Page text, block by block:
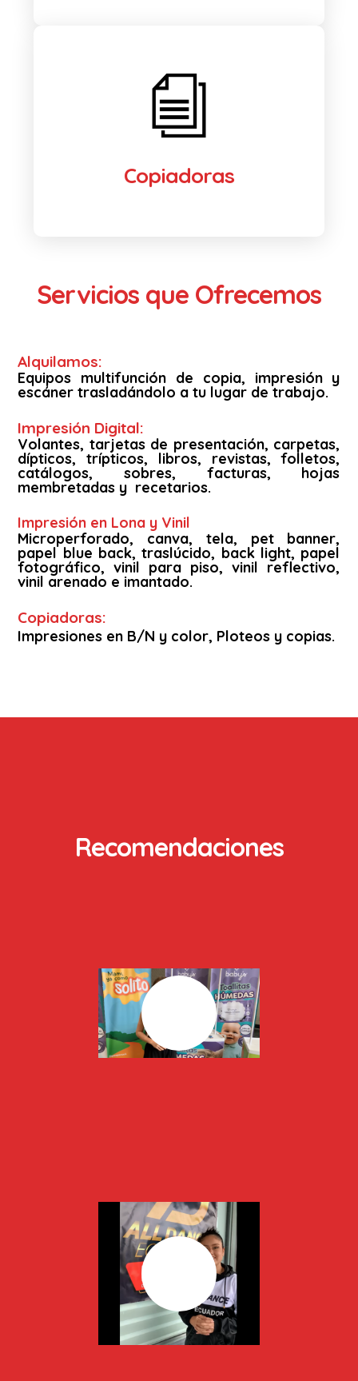
Copiadoras
Servicios que Ofrecemos
Alquilamos:
Equipos multifunción de copia, impresión y
escáner trasladándolo a tu lugar de trabajo.
Impresión Digital:
Volantes, tarjetas de presentación, carpetas,
dípticos, trípticos, libros, revistas, folletos,
catálogos, sobres, facturas, hojas
membretadas y recetarios.
Impresión en Lona y Vinil
Microperforado, canva, tela, pet banner,
papel blue back, traslúcido, back light, papel
fotográfico, vinil para piso, vinil reflectivo,
vinil arenado e imantado.
Copiadoras:
Impresiones en B/N y color, Ploteos y copias.
Recomendaciones